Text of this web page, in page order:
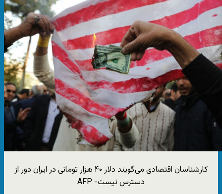
کارشناسان اقتصادی می‌گویند دلار ۴۰ هزار تومانی در ایران دور از
دسترس نیست- AFP